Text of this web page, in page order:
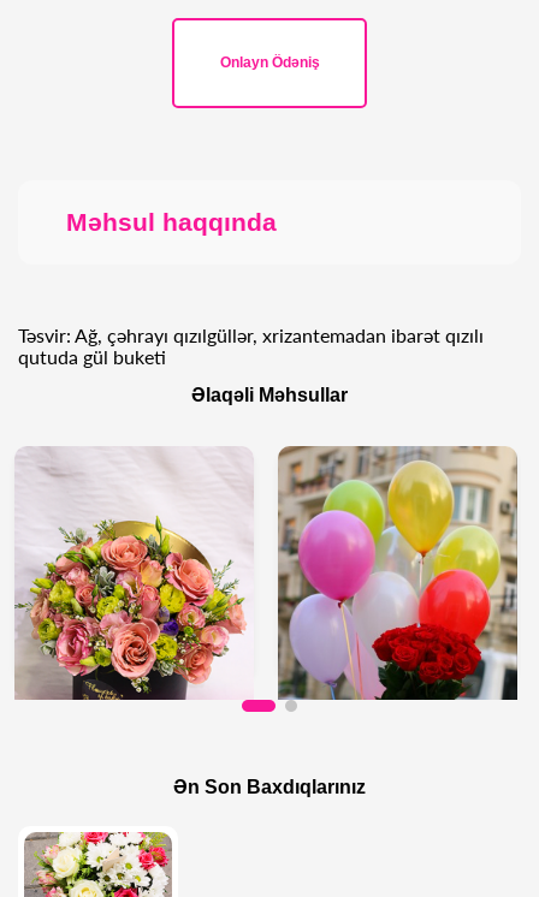
Onlayn Ödəniş
Məhsul haqqında
Təsvir: Ağ, çəhrayı qızılgüllər, xrizantemadan ibarət qızılı
qutuda gül buketi
Əlaqəli Məhsullar
Qara Qutuda Qarışıq Qızılgüllər
Ən Son Baxdıqlarınız